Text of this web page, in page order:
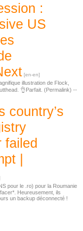
:
US
illustration de Flock,
👌‍Parfait. (Permalink) --
country’s
failed
|
pour le .ro) pour la Roumanie
Heureusement, ils
un backup déconnecté !